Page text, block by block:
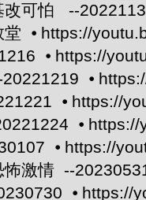
改可怕 --
堂 ⦁ https://
⦁ https://
⦁
⦁ https://
⦁ https://
⦁ https://
怖激情 --
⦁ https://